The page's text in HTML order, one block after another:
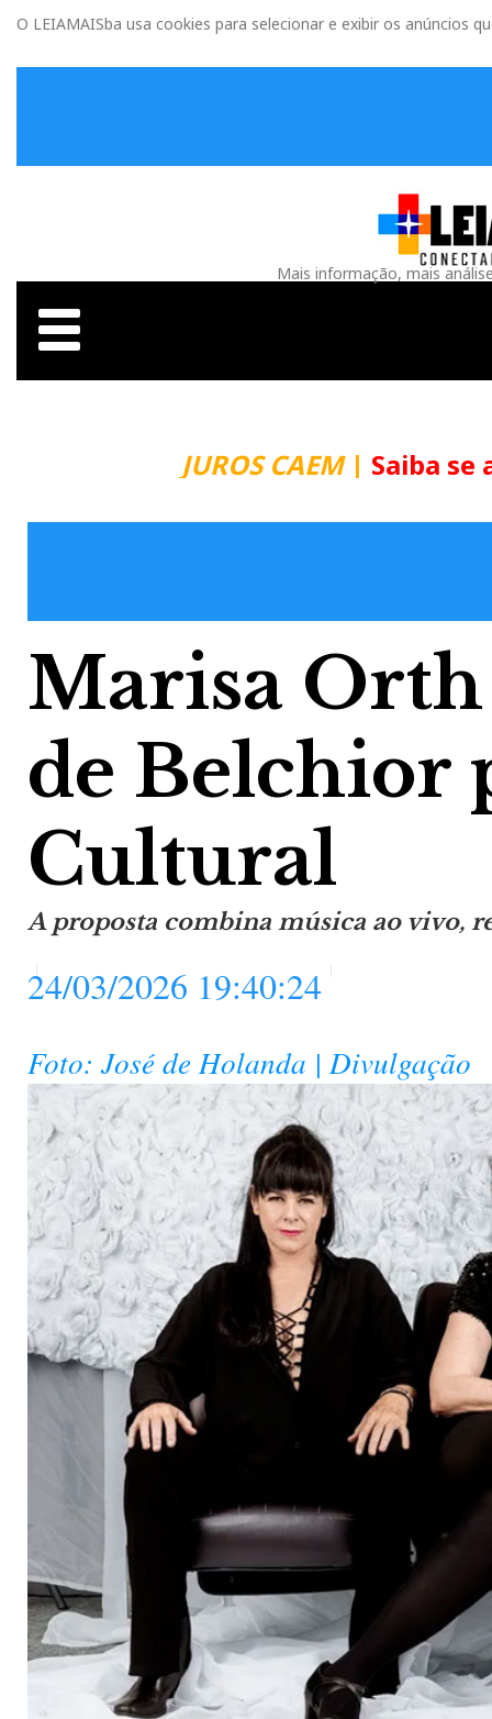
O LEIAMAISba usa cookies para selecionar e exibir os anúncios
Mais informação, mais
JUROS CAEM| Saiba se
Marisa Orth
de Belchior
Cultural
A proposta combina música ao vivo,
24/03/2026 19:40:24
Foto: José de Holanda | Divulgação